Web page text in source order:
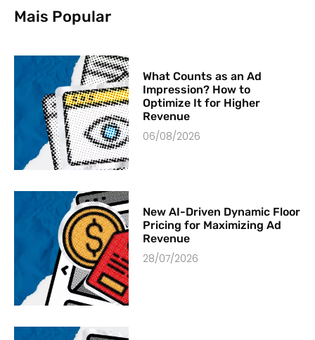
Mais Popular
What Counts as an Ad
Impression? How to
Optimize It for Higher
Revenue
06/08/2026
New AI-Driven Dynamic Floor
Pricing for Maximizing Ad
Revenue
28/07/2026